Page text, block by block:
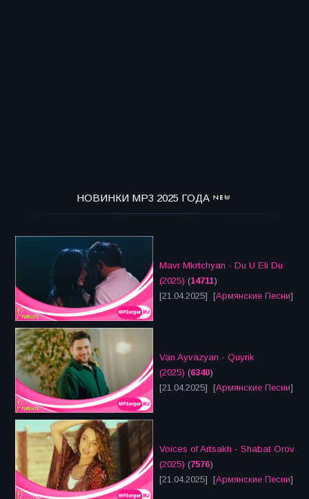
НОВИНКИ MP3 2025 ГОДА
Mavr Mkrtchyan - Du U Eli Du
(2025) (14711)
[21.04.2025] [Армянские Песни]
Van Ayvazyan - Quyrik
(2025) (6340)
[21.04.2025] [Армянские Песни]
Voices of Artsakh - Shabat Orov
(2025) (7576)
[21.04.2025] [Армянские Песни]